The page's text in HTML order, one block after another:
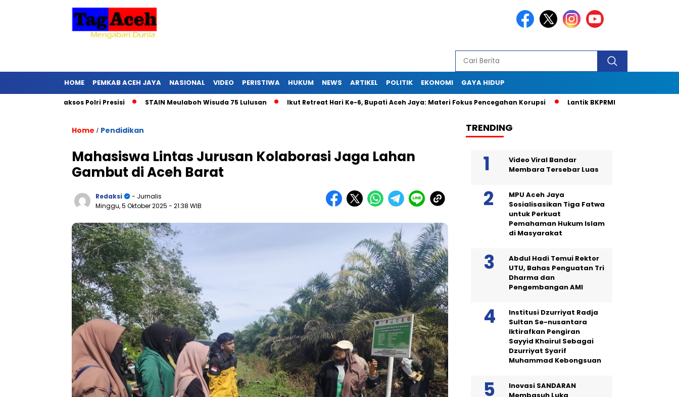
HOME PEMKAB ACEH JAYA NASIONAL VIDEO PERISTIWA HUKUM NEWS ARTIKEL POLITIK EKONOMI GAYA HIDUP
Baksos Polri Presisi STAIN Meulaboh Wisuda 75 Lulusan Ikut Retreat Hari Ke-6, Bupati Aceh Jaya: Materi Fokus Pencegahan Korupsi Lantik BKPRMI Aceh Jaya, Muslem D:
Home / Pendidikan
Mahasiswa Lintas Jurusan Kolaborasi Jaga Lahan
Gambut di Aceh Barat
Redaksi
- Jurnalis
Minggu, 5 Oktober 2025 - 21:38 WIB
TRENDING
Video Viral Bandar
Membara Tersebar Luas
MPU Aceh Jaya
Sosialisasikan Tiga Fatwa
untuk Perkuat
Pemahaman Hukum Islam
di Masyarakat
Abdul Hadi Temui Rektor
UTU, Bahas Penguatan Tri
Dharma dan
Pengembangan AMI
Institusi Dzurriyat Radja
Sultan Se-nusantara
Iktirafkan Pengiran
Sayyid Khairul Sebagai
Dzurriyat Syarif
Muhammad Kebongsuan
Inovasi SANDARAN